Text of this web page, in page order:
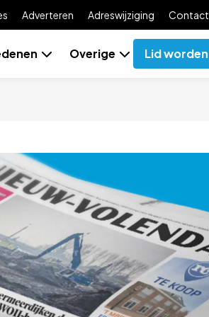
Adverteren Adreswijziging Contact
Overige Lid worden